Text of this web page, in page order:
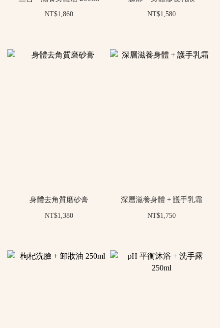
NT$1,860 NT$1,580
身體去角質磨砂膏
NT$1,380
深層滋養身體 + 護手乳霜
NT$1,750